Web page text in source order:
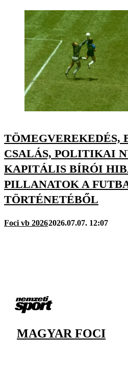
TÖMEGVEREKEDÉS,
CSALÁS, POLITIKAI
KAPITÁLIS BÍRÓI
PILLANATOK A
TÖRTÉNETÉBŐL
Foci vb 20262026.07.07. 12:07
MAGYAR FOCI